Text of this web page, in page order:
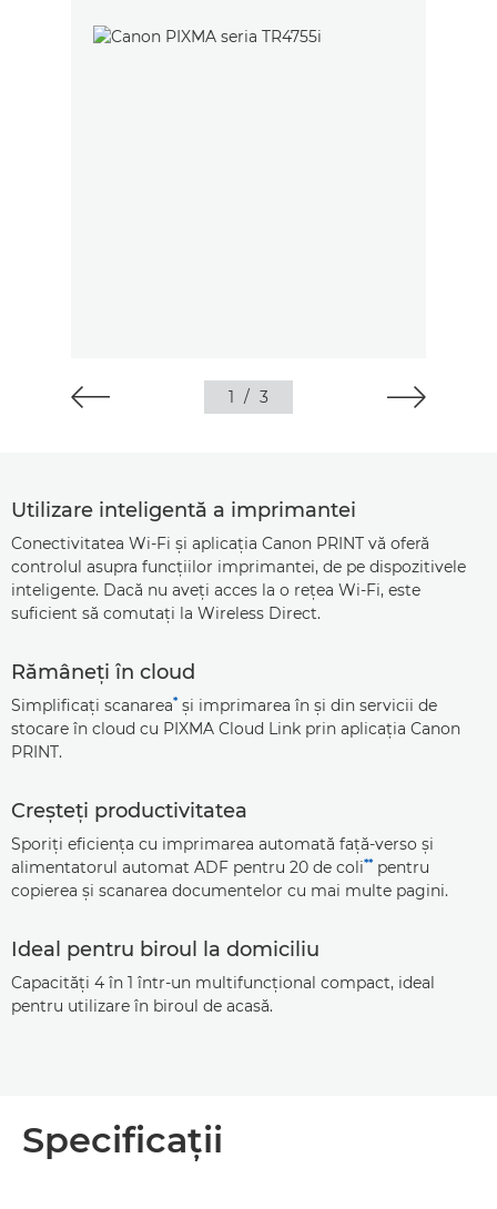
1 / 3
Utilizare inteligentă a imprimantei
Conectivitatea Wi-Fi şi aplicaţia Canon PRINT vă oferă
controlul asupra funcţiilor imprimantei, de pe dispozitivele
inteligente. Dacă nu aveţi acces la o reţea Wi-Fi, este
suficient să comutaţi la Wireless Direct.
Rămâneţi în cloud
Simplificaţi scanarea* şi imprimarea în şi din servicii de
stocare în cloud cu PIXMA Cloud Link prin aplicaţia Canon
PRINT.
Creşteţi productivitatea
Sporiţi eficienţa cu imprimarea automată faţă-verso şi
alimentatorul automat ADF pentru 20 de coli** pentru
copierea şi scanarea documentelor cu mai multe pagini.
Ideal pentru biroul la domiciliu
Capacităţi 4 în 1 într-un multifuncţional compact, ideal
pentru utilizare în biroul de acasă.
Specificaţii